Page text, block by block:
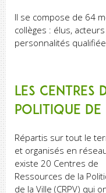
Il se compose de 64
collèges : élus,
personnalités
Les Centres
politique de
Répartis sur tout le
et organisés en
existe 20 Centres de
Ressources de la
de la Ville (CRPV) qui